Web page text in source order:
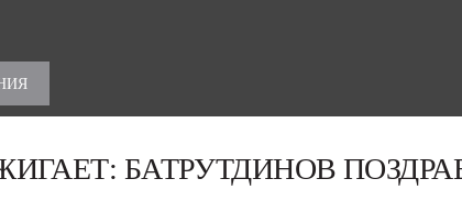
БАТРУТДИНОВ